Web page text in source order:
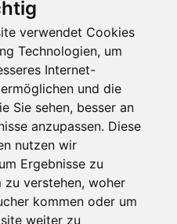
verwendet Cookies
Technologien, um
Internet-
und die
Sie sehen, besser an
anzupassen. Diese
nutzen wir
Ergebnisse zu
zu verstehen, woher
kommen oder um
weiter zu